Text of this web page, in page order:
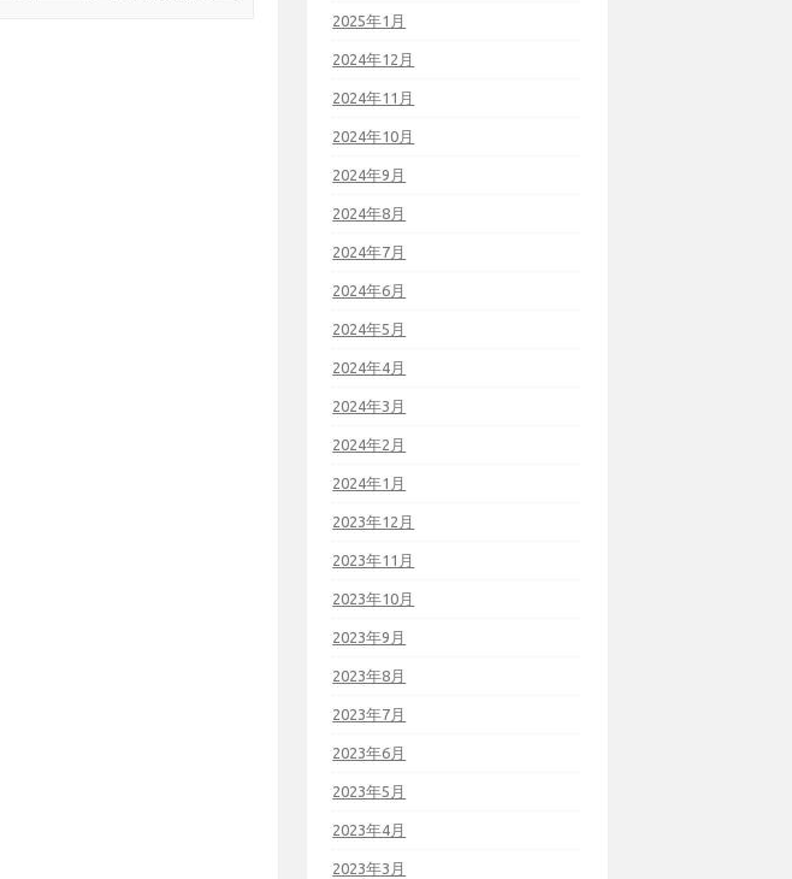
2025年1月
2024年12月
2024年11月
2024年10月
2024年9月
2024年8月
2024年7月
2024年6月
2024年5月
2024年4月
2024年3月
2024年2月
2024年1月
2023年12月
2023年11月
2023年10月
2023年9月
2023年8月
2023年7月
2023年6月
2023年5月
2023年4月
2023年3月